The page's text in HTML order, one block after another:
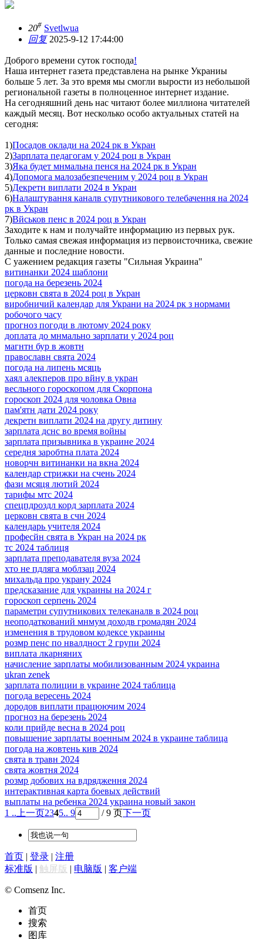
20# Svetlwua
回复2025-9-12 17:44:00
Доброго времени суток господа!
Наша интернет газета представлена на рынке Украниы
больше 5 лет. За это время мы смогли вырости из небольшой
региональной газеты в полноценное интернет издание.
На сегодняшний день нас читают более миллиона читателей
каждый месяц. Вот несколько особо актуальных статей на
сегодня:
1)Посадов оклади на 2024 рк в Укран
2)Зарплата педагогам у 2024 роц в Укран
3)Яка будет мнмальна пенся на 2024 рк в Укран
4)Допомога малозабезпеченим у 2024 роц в Укран
5)Декретн виплати 2024 в Укран
6)Налаштування каналв супутникового телебачення на 2024
рк в Укран
7)Вйськов пенс в 2024 роц в Укран
Заходите к нам и получайте информацию из первых рук.
Только самая свежая информация из первоисточника, свежие
данные и последние новости.
С уажением редакция газеты "Сильная Украина"
витинанки 2024 шаблони
погода на березень 2024
церковн свята в 2024 роц в Укран
виробничий календар для Украни на 2024 рк з нормами
робочого часу
прогноз погоди в лютому 2024 року
доплата до мнмально зарплати у 2024 роц
магнтн бур в жовтн
православн свята 2024
погода на липень мсяць
хаял алекперов про вйну в укран
весльного гороскопом для Скорпона
гороскоп 2024 для чоловка Овна
пам'ятн дати 2024 року
декретн виплати 2024 на другу дитину
зарплата дснс во время войны
зарплата призывника в украине 2024
середня заробтна плата 2024
новорчн витинанки на вкна 2024
календар стрижки на счень 2024
фази мсяця лютий 2024
тарифы мтс 2024
спецпдроздл корд зарплата 2024
церковн свята в счн 2024
календарь учителя 2024
професйн свята в Укран на 2024 рк
тс 2024 таблиця
зарплата преподавателя вуза 2024
хто не пдляга моблзац 2024
михальда про украну 2024
предсказание для украины на 2024 г
гороскоп серпень 2024
параметри супутникових телеканалв в 2024 роц
неоподаткований мнмум доходв громадян 2024
изменения в трудовом кодексе украины
розмр пенс по нвалдност 2 групи 2024
виплата лкарняних
начисление зарплаты мобилизованным 2024 украина
ukran zenek
зарплата полиции в украине 2024 таблица
погода вересень 2024
дородов виплати працюючим 2024
прогноз на березень 2024
коли прийде весна в 2024 роц
повышение зарплаты военным 2024 в украине таблица
погода на жовтень кив 2024
свята в травн 2024
свята жовтня 2024
розмр добових на вдрядження 2024
интерактивная карта боевых действий
выплаты на ребенка 2024 украина новый закон
1 ..上一页2345.. 9 / 9 页 下一页
首页 登录
注册
标准版
触屏版 电脑版 客户端
© Comsenz Inc.
首页
搜索
图库